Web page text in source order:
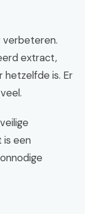
verbeteren.
extract,
is. Er
is een